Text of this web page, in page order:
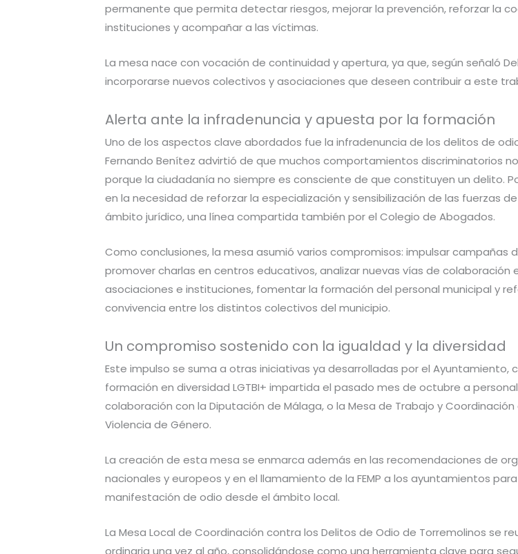
permanente que permita detectar riesgos, mejorar la prevención, reforzar la
instituciones y acompañar a las víctimas.
La mesa nace con vocación de continuidad y apertura, ya que, según señaló
incorporarse nuevos colectivos y asociaciones que deseen contribuir a este
Alerta ante la infradenuncia y apuesta por la formación
Uno de los aspectos clave abordados fue la infradenuncia de los delitos de
Fernando Benítez advirtió de que muchos comportamientos discriminatorios
porque la ciudadanía no siempre es consciente de que constituyen un delito.
en la necesidad de reforzar la especialización y sensibilización de las fuerzas
ámbito jurídico, una línea compartida también por el Colegio de Abogados.
Como conclusiones, la mesa asumió varios compromisos: impulsar campañas
promover charlas en centros educativos, analizar nuevas vías de colaboración
asociaciones e instituciones, fomentar la formación del personal municipal y
convivencia entre los distintos colectivos del municipio.
Un compromiso sostenido con la igualdad y la diversidad
Este impulso se suma a otras iniciativas ya desarrolladas por el Ayuntamiento,
formación en diversidad LGTBI+ impartida el pasado mes de octubre a
colaboración con la Diputación de Málaga, o la Mesa de Trabajo y
Violencia de Género.
La creación de esta mesa se enmarca además en las recomendaciones de
nacionales y europeos y en el llamamiento de la FEMP a los ayuntamientos
manifestación de odio desde el ámbito local.
La Mesa Local de Coordinación contra los Delitos de Odio de Torremolinos se